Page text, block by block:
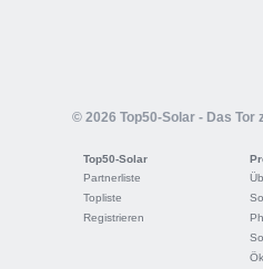
© 2026 Top50-Solar - Das
Top50-Solar
Partnerliste
Topliste
Registrieren